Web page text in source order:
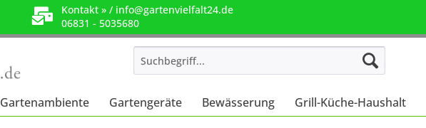
Kontakt »/ info@gartenvielfalt24.de
06831 - 5035680
Gartenambiente Gartengeräte Bewässerung Grill-Küche-Haushalt